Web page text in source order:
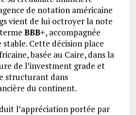
de notation américaine
vient de lui octroyer la note
BBB+, accompagnée
stable. Cette décision place
basée au Caire, dans la
de l’investment grade et
structurant dans
du continent.
l’appréciation portée par